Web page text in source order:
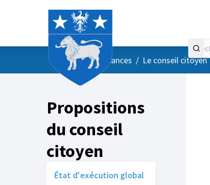
AccueilMenu principal
/ Vos instances / Le conseil citoyen
Propositions
du conseil
citoyen
État d'exécution global